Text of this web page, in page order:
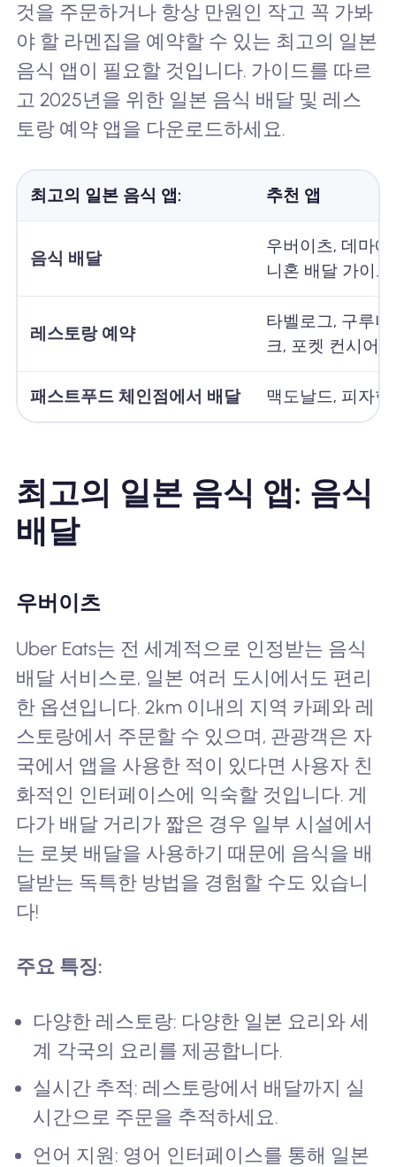
것을 주문하거나 항상 만원인 작고 꼭 가봐
야 할 라멘집을 예약할 수 있는 최고의 일본
음식 앱이 필요할 것입니다. 가이드를 따르
고 2025년을 위한 일본 음식 배달 및 레스
토랑 예약 앱을 다운로드하세요.
최고의 일본 음식 앱: 추천 앱
음식 배달
우버이츠, 데마
니혼 배달 가이드
레스토랑 예약
타벨로그, 구루
크, 포켓 컨시어
패스트푸드 체인점에서 배달 맥도날드, 피자
최고의 일본 음식 앱: 음식
배달
우버이츠
Uber Eats는 전 세계적으로 인정받는 음식
배달 서비스로, 일본 여러 도시에서도 편리
한 옵션입니다. 2km 이내의 지역 카페와 레
스토랑에서 주문할 수 있으며, 관광객은 자
국에서 앱을 사용한 적이 있다면 사용자 친
화적인 인터페이스에 익숙할 것입니다. 게
다가 배달 거리가 짧은 경우 일부 시설에서
는 로봇 배달을 사용하기 때문에 음식을 배
달받는 독특한 방법을 경험할 수도 있습니
다!
주요 특징:
다양한 레스토랑: 다양한 일본 요리와 세
계 각국의 요리를 제공합니다.
실시간 추적: 레스토랑에서 배달까지 실
시간으로 주문을 추적하세요.
언어 지원: 영어 인터페이스를 통해 일본